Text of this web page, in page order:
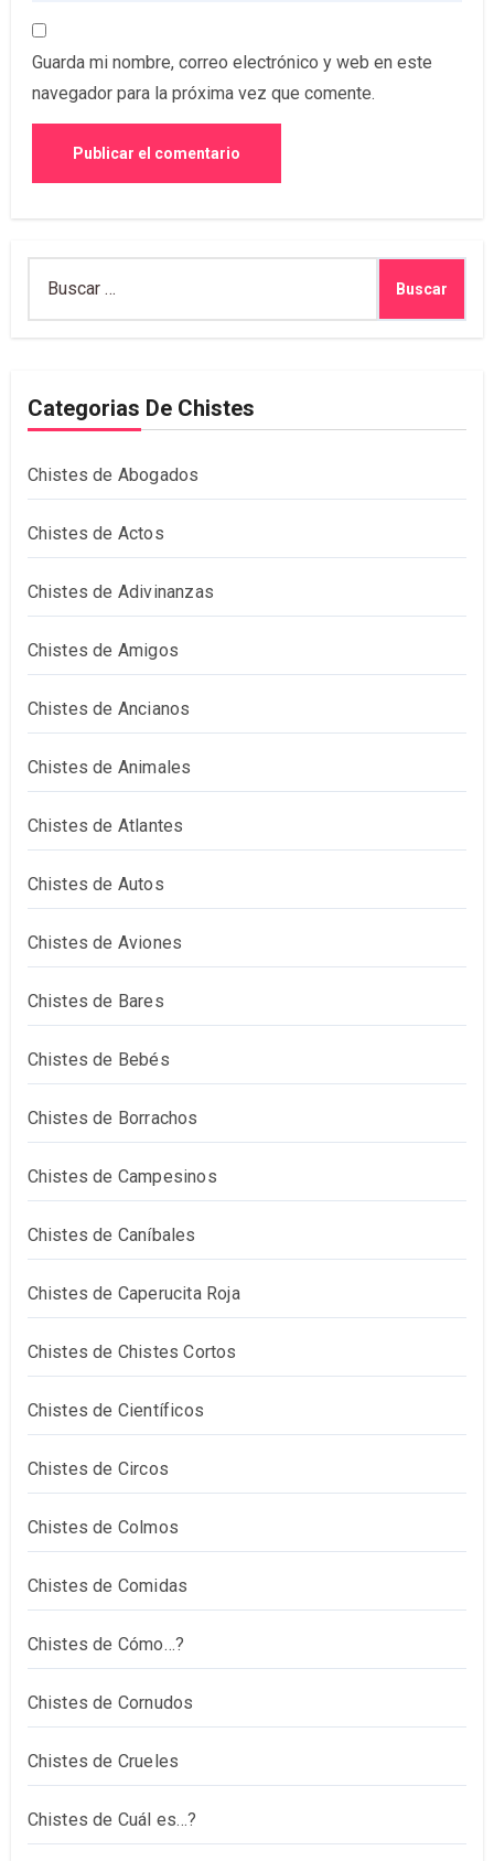
Guarda mi nombre, correo electrónico y web en este
navegador para la próxima vez que comente.
Categorias De Chistes
Chistes de Abogados
Chistes de Actos
Chistes de Adivinanzas
Chistes de Amigos
Chistes de Ancianos
Chistes de Animales
Chistes de Atlantes
Chistes de Autos
Chistes de Aviones
Chistes de Bares
Chistes de Bebés
Chistes de Borrachos
Chistes de Campesinos
Chistes de Caníbales
Chistes de Caperucita Roja
Chistes de Chistes Cortos
Chistes de Científicos
Chistes de Circos
Chistes de Colmos
Chistes de Comidas
Chistes de Cómo…?
Chistes de Cornudos
Chistes de Crueles
Chistes de Cuál es…?